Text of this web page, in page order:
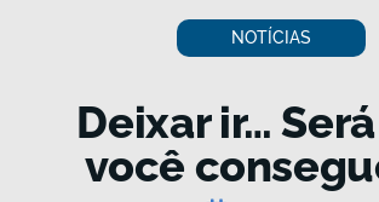
INSTITUCIONAL
NOTÍCIAS
Deixar ir…
você